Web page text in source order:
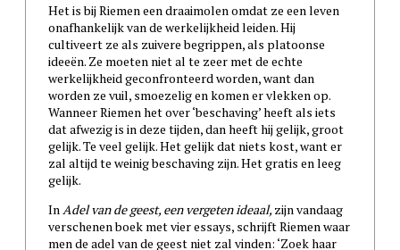
Het is bij Riemen een draaimolen omdat ze een leven
onafhankelijk van de werkelijkheid leiden. Hij
cultiveert ze als zuivere begrippen, als platoonse
ideeën. Ze moeten niet al te zeer met de echte
werkelijkheid geconfronteerd worden, want dan
worden ze vuil, smoezelig en komen er vlekken op.
Wanneer Riemen het over ‘beschaving’ heeft als iets
dat afwezig is in deze tijden, dan heeft hij gelijk, groot
gelijk. Te veel gelijk. Het gelijk dat niets kost, want er
zal altijd te weinig beschaving zijn. Het gratis en leeg
gelijk.
In Adel van de geest, een vergeten ideaal, zijn vandaag
verschenen boek met vier essays, schrijft Riemen waar
men de adel van de geest niet zal vinden: ‘Zoek haar